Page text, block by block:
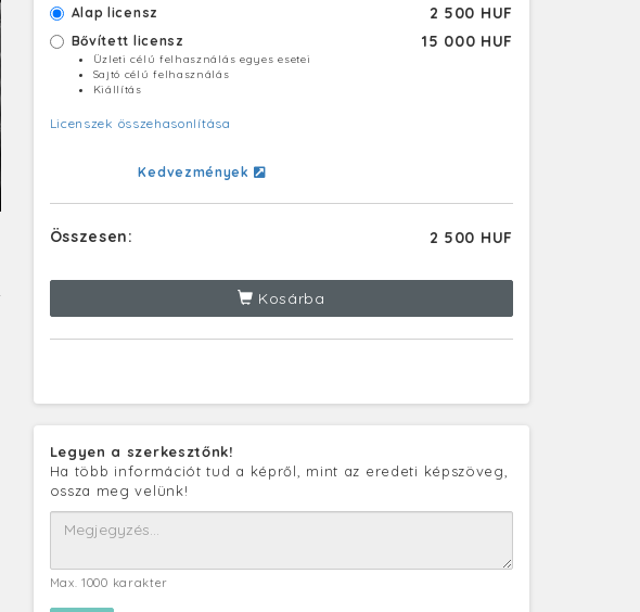
Alap licensz 2 500 HUF
Bővített licensz 15 000 HUF
Üzleti célú felhasználás egyes esetei
Sajtó célú felhasználás
Kiállítás
Licenszek összehasonlítása
Kedvezmények
Összesen: 2 500 HUF
Kosárba
Legyen a szerkesztőnk!
Ha több információt tud a képről, mint az eredeti képszöveg,
ossza meg velünk!
Max. 1000 karakter